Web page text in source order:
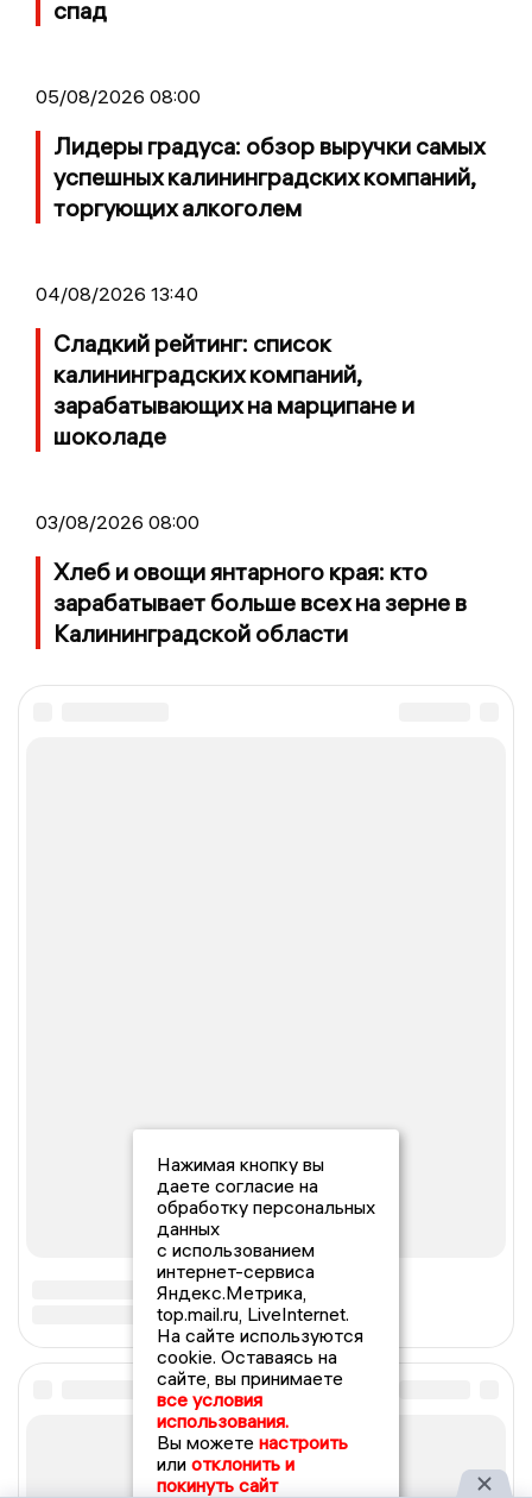
спад
05/08/2026 08:00
Лидеры градуса: обзор выручки самых
успешных калининградских компаний,
торгующих алкоголем
04/08/2026 13:40
Сладкий рейтинг: список
калининградских компаний,
зарабатывающих на марципане и
шоколаде
03/08/2026 08:00
Хлеб и овощи янтарного края: кто
зарабатывает больше всех на зерне в
Калининградской области
Нажимая кнопку вы
даете согласие на
обработку персональных
данных
с использованием
интернет-сервиса
Яндекс.Метрика,
top.mail.ru, LiveInternet.
На сайте используются
cookie. Оставаясь на
сайте, вы принимаете
все условия
использования.
Вы можете настроить
или отклонить и
покинуть сайт